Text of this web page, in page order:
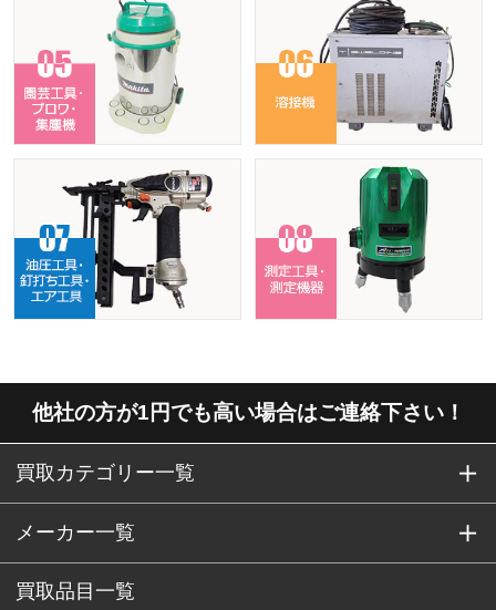
他社の方が1円でも高い場合はご連絡下さい！
買取カテゴリー一覧
メーカー一覧
買取品目一覧